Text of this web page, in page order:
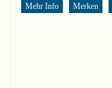
Mehr Info Merken